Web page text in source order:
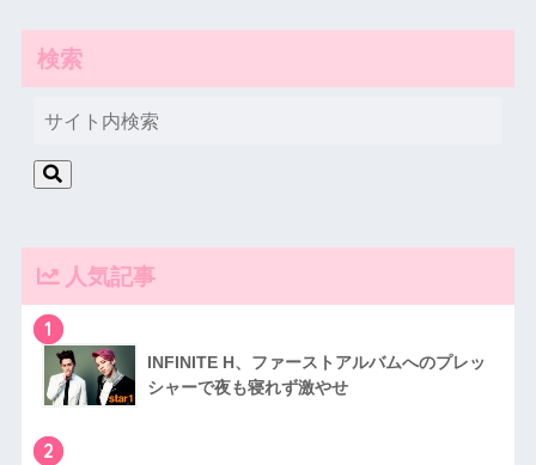
検索
人気記事
1
INFINITE H、ファーストアルバムへのプレッ
シャーで夜も寝れず激やせ
2